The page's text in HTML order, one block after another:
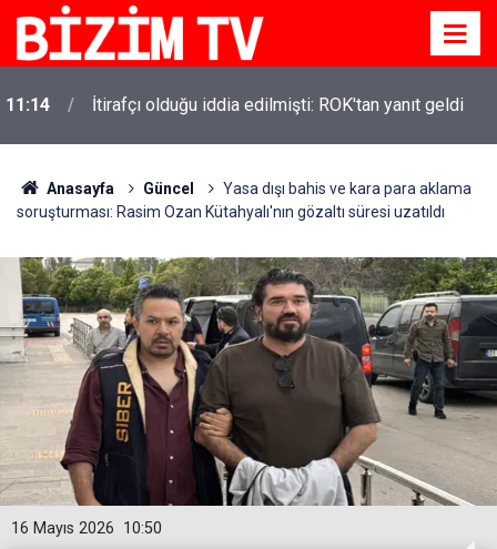
11:14 İtirafçı olduğu iddia edilmişti: ROK'tan yanıt geldi
Anasayfa Güncel
Yasa dışı bahis ve kara para aklama
soruşturması: Rasim Ozan Kütahyalı'nın gözaltı süresi uzatıldı
10:50
16 Mayıs 2026